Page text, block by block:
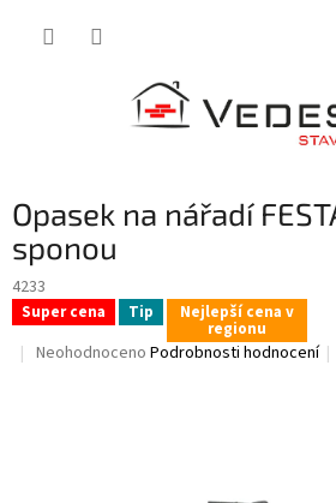
Opasek na nářadí
sponou
4233
Super cena Tip Nejlepší cena v
regionu
Průměrné
Neohodnoceno Podrobnosti hodnocení